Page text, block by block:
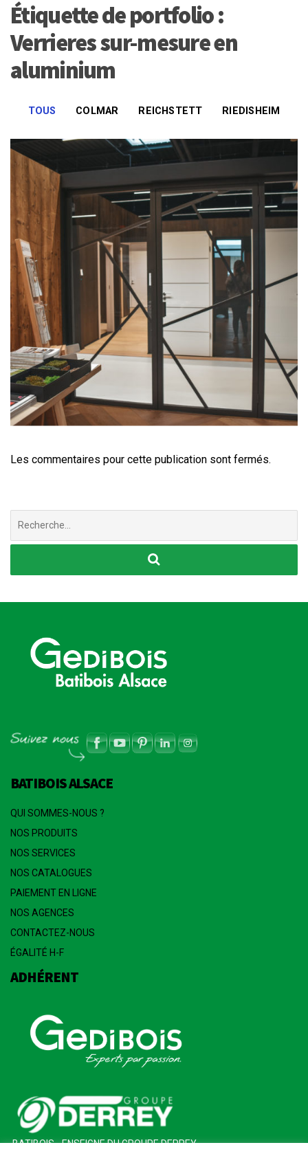
Étiquette de portfolio :
Verrieres sur-mesure en
aluminium
TOUS COLMAR REICHSTETT RIEDISHEIM
Les commentaires pour cette publication sont fermés.
BATIBOIS ALSACE
QUI SOMMES-NOUS ?
NOS PRODUITS
NOS SERVICES
NOS CATALOGUES
PAIEMENT EN LIGNE
NOS AGENCES
CONTACTEZ-NOUS
ÉGALITÉ H-F
ADHÉRENT
BATIBOIS - ENSEIGNE DU GROUPE DERREY